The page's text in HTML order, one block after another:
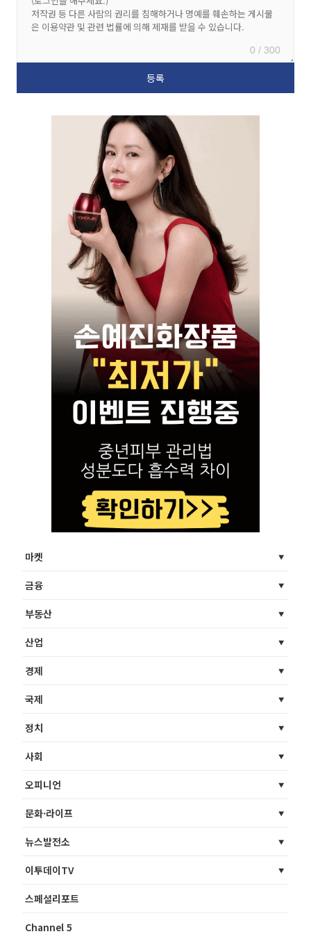
0 / 300
마켓
금융
부동산
산업
경제
국제
정치
사회
오피니언
문화·라이프
뉴스발전소
이투데이TV
스페셜리포트
Channel 5